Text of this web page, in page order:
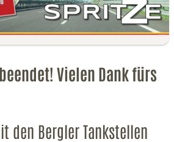
Vielen Dank fürs
den Bergler Tankstellen